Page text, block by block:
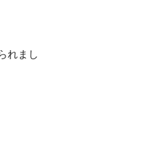
れまし